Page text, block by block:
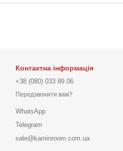
Контактна інформація
+38 (080) 033 89 06
Передзвонити вам?
WhatsApp
Telegram
sale@kaminroom.com.ua